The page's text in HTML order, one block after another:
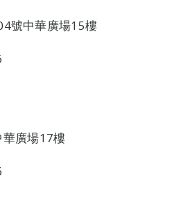
號中華廣場15樓
廣場17樓